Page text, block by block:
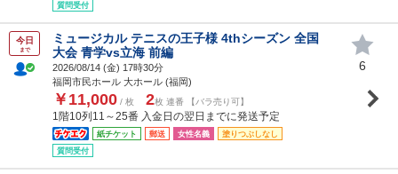
質問受付
今日
まで
ミュージカル テニスの王子様 4thシーズン 全国
大会 青学vs立海 前編
2026/08/14 (金) 17時30分
福岡市民ホール 大ホール (福岡)
￥11,000 / 枚 2枚 連番 【バラ売り可】
1階10列11～25番 入金日の翌日までに発送予定
紙チケット 郵送 女性名義
塗りつぶしなし
質問受付
6